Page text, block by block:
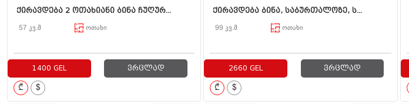
ქირავდება 2 ოთახიანი ბინა ჩუღურ...
57 კვ.მ ოთახი
1400 GEL ვრცლად
₾ $
ქირავდება ბინა, საბურთალოზე, ს...
99 კვ.მ ოთახი
2660 GEL ვრცლად
₾ $